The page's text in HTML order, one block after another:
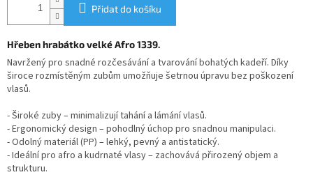
Přidat do košíku
Hřeben hrabátko velké Afro 1339.
Navržený pro snadné rozčesávánía tvarování bohatých kadeří. Díky
široce rozmístěným zubům umožňuje šetrnou úpravu bez poškození
vlasů.
- Široké zuby – minimalizují tahání a lámání vlasů.
- Ergonomický design – pohodlný úchop pro snadnou manipulaci.
- Odolný materiál (PP) – lehký, pevný a antistatický.
- Ideální pro afro a kudrnaté vlasy – zachovává přirozený objem a
strukturu.